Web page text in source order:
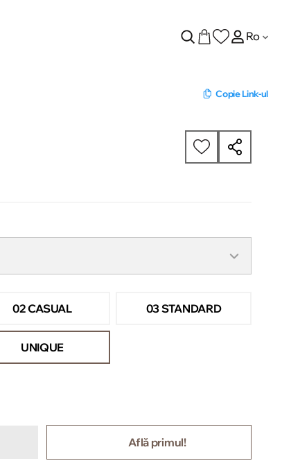
Ro
Copie Link-ul
02 CASUAL 03 STANDARD
UNIQUE
Află primul!